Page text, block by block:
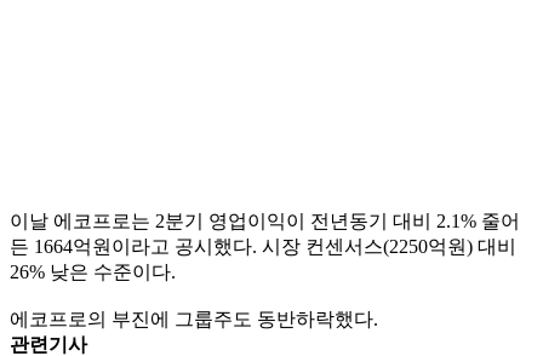
이날 에코프로는 2분기 영업이익이 전년동기 대비 2.1% 줄어
든 1664억원이라고 공시했다. 시장 컨센서스(2250억원) 대비
26% 낮은 수준이다.
에코프로의 부진에 그룹주도 동반하락했다.
관련기사